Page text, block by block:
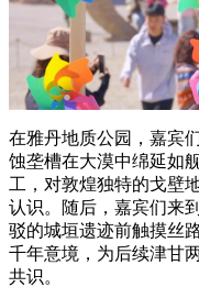
在雅丹地质公园，嘉宾
蚀垄槽在大漠中绵延如
工，对敦煌独特的戈壁
认识。随后，嘉宾们来
驳的城垣遗迹前触摸丝
千年意境，为后续津甘
共识。